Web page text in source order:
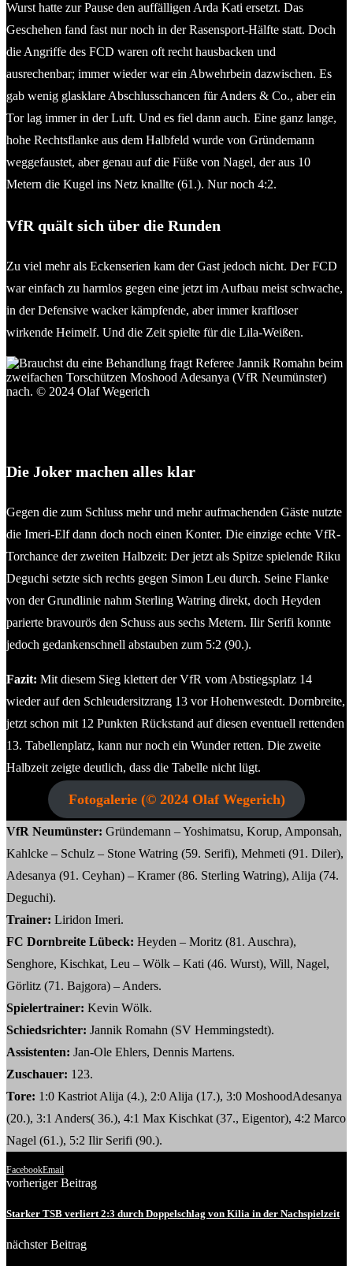
Wurst hatte zur Pause den auffälligen Arda Kati ersetzt. Das
Geschehen fand fast nur noch in der Rasensport-Hälfte statt. Doch
die Angriffe des FCD waren oft recht hausbacken und
ausrechenbar; immer wieder war ein Abwehrbein dazwischen. Es
gab wenig glasklare Abschlusschancen für Anders & Co., aber ein
Tor lag immer in der Luft. Und es fiel dann auch. Eine ganz lange,
hohe Rechtsflanke aus dem Halbfeld wurde von Gründemann
weggefaustet, aber genau auf die Füße von Nagel, der aus 10
Metern die Kugel ins Netz knallte (61.). Nur noch 4:2.
VfR quält sich über die Runden
Zu viel mehr als Eckenserien kam der Gast jedoch nicht. Der FCD
war einfach zu harmlos gegen eine jetzt im Aufbau meist schwache,
in der Defensive wacker kämpfende, aber immer kraftloser
wirkende Heimelf. Und die Zeit spielte für die Lila-Weißen.
Die Joker machen alles klar
Gegen die zum Schluss mehr und mehr aufmachenden Gäste nutzte
die Imeri-Elf dann doch noch einen Konter. Die einzige echte VfR-
Torchance der zweiten Halbzeit: Der jetzt als Spitze spielende Riku
Deguchi setzte sich rechts gegen Simon Leu durch. Seine Flanke
von der Grundlinie nahm Sterling Watring direkt, doch Heyden
parierte bravourös den Schuss aus sechs Metern. Ilir Serifi konnte
jedoch gedankenschnell abstauben zum 5:2 (90.).
Fazit: Mit diesem Sieg klettert der VfR vom Abstiegsplatz 14
wieder auf den Schleudersitzrang 13 vor Hohenwestedt. Dornbreite,
jetzt schon mit 12 Punkten Rückstand auf diesen eventuell rettenden
13. Tabellenplatz, kann nur noch ein Wunder retten. Die zweite
Halbzeit zeigte deutlich, dass die Tabelle nicht lügt.
Fotogalerie (© 2024 Olaf Wegerich)
VfR Neumünster: Gründemann – Yoshimatsu, Korup, Amponsah,
Kahlcke – Schulz – Stone Watring (59. Serifi), Mehmeti (91. Diler),
Adesanya (91. Ceyhan) – Kramer (86. Sterling Watring), Alija (74.
Deguchi).
Trainer: Liridon Imeri.
FC Dornbreite Lübeck: Heyden – Moritz (81. Auschra),
Senghore, Kischkat, Leu – Wölk – Kati (46. Wurst), Will, Nagel,
Görlitz (71. Bajgora) – Anders.
Spielertrainer: Kevin Wölk.
Schiedsrichter: Jannik Romahn (SV Hemmingstedt).
Assistenten: Jan-Ole Ehlers, Dennis Martens.
Zuschauer: 123.
Tore: 1:0 Kastriot Alija (4.), 2:0 Alija (17.), 3:0 MoshoodAdesanya
(20.), 3:1 Anders( 36.), 4:1 Max Kischkat (37., Eigentor), 4:2 Marco
Nagel (61.), 5:2 Ilir Serifi (90.).
FacebookEmail
vorheriger Beitrag
Starker TSB verliert 2:3 durch Doppelschlag von Kilia in der Nachspielzeit
nächster Beitrag